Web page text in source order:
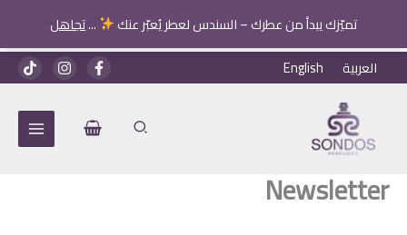
تميّزك يبدأ من عطرك – السندس لعطر يُعبّر عنك ...تجاهل
تخطي
إلى
العربية English
Newsletter